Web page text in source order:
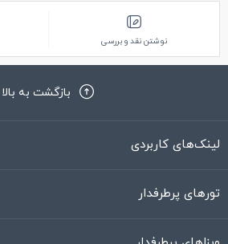
نوشتن نقد و بررسی
بازگشت به بالا
لینک‌های کاربردی
تورهای پرطرفدار